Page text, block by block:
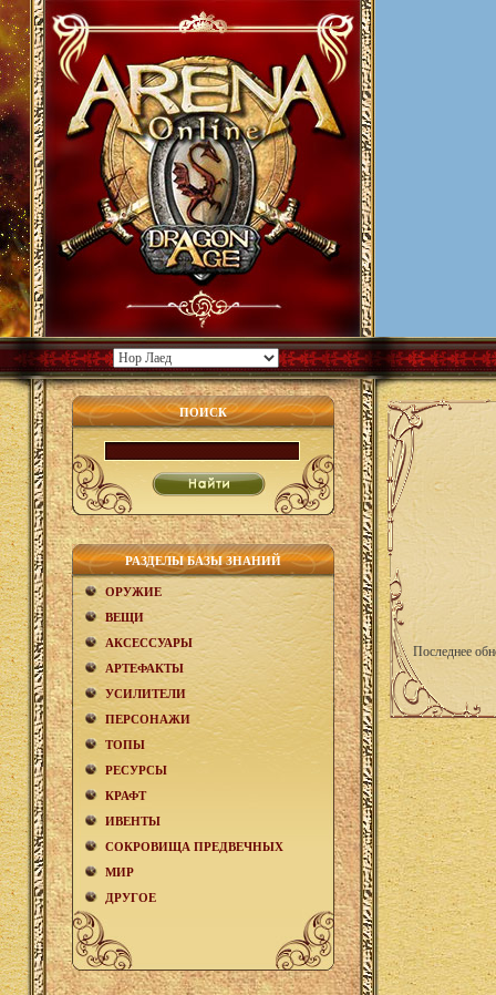
ПОИСК
РАЗДЕЛЫ БАЗЫ ЗНАНИЙ
ОРУЖИЕ
ВЕЩИ
АКCЕСCУАРЫ
АРТЕФАКТЫ
УСИЛИТЕЛИ
ПЕРСОНАЖИ
ТОПЫ
РЕСУРСЫ
КРАФТ
ИВЕНТЫ
СОКРОВИЩА ПРЕДВЕЧНЫХ
МИР
ДРУГОЕ
Последнее